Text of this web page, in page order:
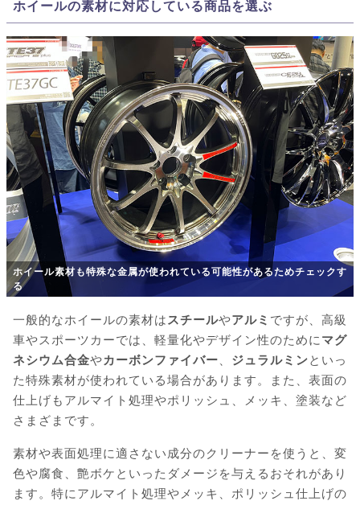
ホイールの素材に対応している商品を選ぶ
ホイール素材も特殊な金属が使われている可能性があるためチェックす
る
一般的なホイールの素材はスチールやアルミ ですが、高級
車やスポーツカーでは、軽量化やデザイン性のためにマグ
ネシウム合金やカーボンファイバー、 ジュラルミンといっ
た特殊素材が使われている場合があります。また、表面の
仕上げもアルマイト処理やポリッシュ、メッキ、塗装など
さまざまです。
素材や表面処理に適さない成分のクリーナーを使うと、変
色や腐食、艶ボケといったダメージを与えるおそれがあり
ます。特にアルマイト処理やメッキ、ポリッシュ仕上げの